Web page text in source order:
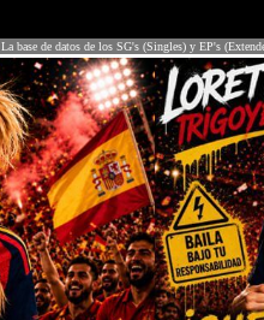
La base de datos de los SG's (Singles) y EP's